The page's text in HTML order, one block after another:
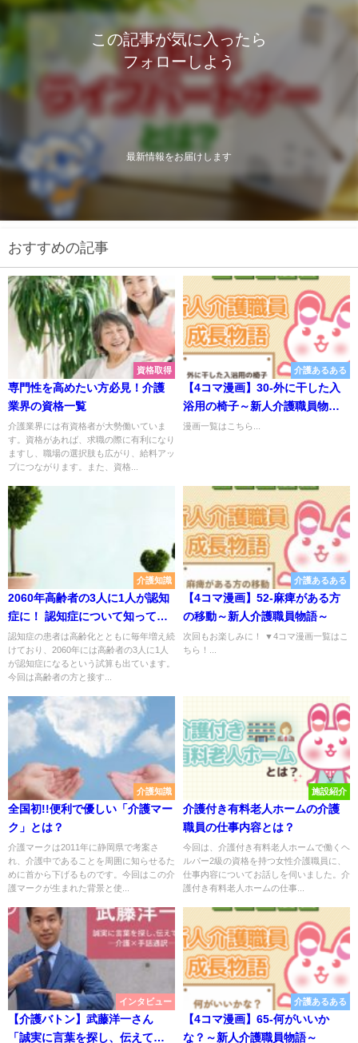
この記事が気に入ったら
フォローしよう
最新情報をお届けします
おすすめの記事
資格取得
専門性を高めたい方必見！介護
業界の資格一覧
介護業界には有資格者が大勢働いていま
す。資格があれば、求職の際に有利になり
ますし、職場の選択肢も広がり、給料アッ
プにつながります。また、資格...
介護あるある
【4コマ漫画】30-外に干した入
浴用の椅子～新人介護職員物語
～
漫画一覧はこちら...
介護知識
2060年高齢者の3人に1人が認知
症に！ 認知症について知ってお
こう
認知症の患者は高齢化とともに毎年増え続
けており、2060年には高齢者の3人に1人
が認知症になるという試算も出ています。
今回は高齢者の方と接す...
介護あるある
【4コマ漫画】52-麻痺がある方
の移動～新人介護職員物語～
次回もお楽しみに！ ▼4コマ漫画一覧はこ
ちら！...
介護知識
全国初!!便利で優しい「介護マー
ク」とは？
介護マークは2011年に静岡県で考案さ
れ、介護中であることを周囲に知らせるた
めに首から下げるものです。今回はこの介
護マークが生まれた背景と使...
施設紹介
介護付き有料老人ホームの介護
職員の仕事内容とは？
今回は、介護付き有料老人ホームで働くヘ
ルパー2級の資格を持つ女性介護職員に、
仕事内容についてお話しを伺いました。介
護付き有料老人ホームの仕事...
インタビュー
【介護バトン】武藤洋一さん
「誠実に言葉を探し、伝えてゆ
介護あるある
【4コマ漫画】65-何がいいか
な？～新人介護職員物語～